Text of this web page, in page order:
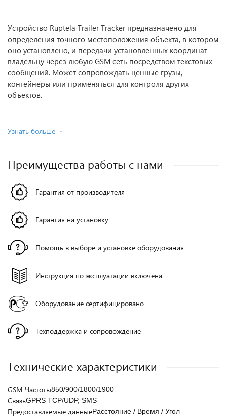
Устройство Ruptela Trailer Tracker предназначено для
определения точного местоположения объекта, в котором
оно установлено, и передачи установленных координат
владельцу через любую GSM сеть посредством текстовых
сообщений. Может сопровождать ценные грузы,
контейнеры или применяться для контроля других
объектов.
Узнать больше
Преимущества работы с нами
Гарантия от производителя
Гарантия на установку
Помощь в выборе и установке оборудования
Инструкция по эксплуатации включена
Оборудование сертифицировано
Техподдержка и сопровождение
Технические характеристики
GSM Частоты850/900/1800/1900
СвязьGPRS TCP/UDP, SMS
Предоставляемые данныеРасстояние / Время / Угол